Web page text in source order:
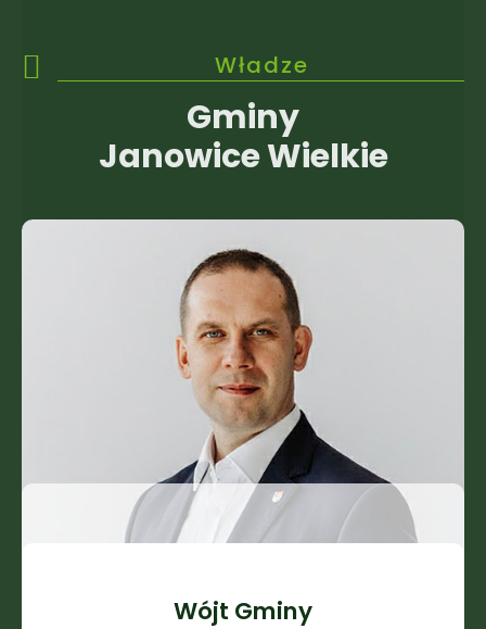
Władze
Gminy
Janowice Wielkie
Wójt Gminy